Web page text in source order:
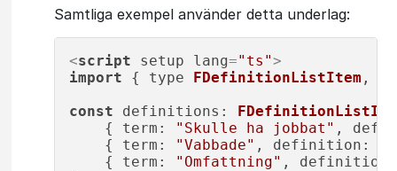
Samtliga exempel använder detta underlag:
<script setup lang="ts">
import { type FDefinitionListItem ,
const
definitions :
    {
term : "Skulle ha jobbat" ,
    {
term : "Vabbade" , definition :
    {
term : "Omfattning" , definition